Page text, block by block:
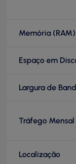
Memória (RAM)
Espaço em
Largura de
Tráfego Mensal
Localização